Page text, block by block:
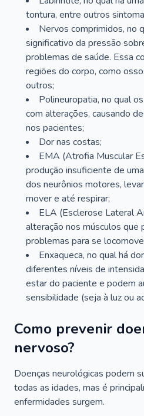
tontura, entre outros
Nervos comprimidos, no
significativo da pressão
problemas de saúde. Essa
regiões do corpo, como
outros;
Polineuropatia, no qual
com alterações, causando
nos pacientes;
Dor nas costas;
EMA (Atrofia Muscular
produção insuficiente de
dos neurônios motores,
mover e até respirar;
ELA (Esclerose Lateral
alteração nos músculos que
problemas para se
Enxaqueca, no qual há
diferentes níveis de
estar do paciente e podem
sensibilidade (seja à luz ou
Como prevenir
nervoso?
Doenças neurológicas podem
todas as idades, mas é
enfermidades surgem.